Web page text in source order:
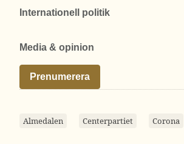
Internationell politik
Media & opinion
Prenumerera
Almedalen Centerpartiet Corona